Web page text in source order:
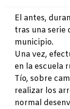
El antes,
tras una serie
municipio.
Una vez,
en la escuela
Tío, sobre
realizar los
normal